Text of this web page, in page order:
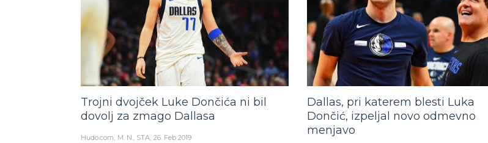
Trojni dvojček Luke Dončića ni bil
dovolj za zmago Dallasa
Hudo.com M. N., STA 26. Feb 2019
Dallas, pri katerem blesti Luka
Dončić, izpeljal novo odmevno
menjavo